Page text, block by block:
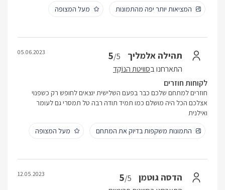
המציאות יותר יפה מהתמונות
מעל המצופה
תהילה אלמליך 5/5
התארחנו בסוויטת הנוֹקֵד
05.06.2023
לקוחות חוזרים
חוזרים למתחם שלכם כבר בפעם השלישית יוצאים לחופש רק כשפנוי
אצלכם הכל היה מושלם כמו תמיד תודה רבה טל תמסרי גם לעומר
ואילנית
התמונות משקפות בדיוק את המתחם
מעל המצופה
הדסה גוטמן 5/5
12.05.2023